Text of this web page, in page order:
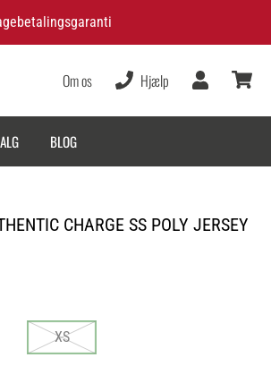
Om os Hjælp
Bruger
BLOG
CHARGE SS POLY JERSEY
XS